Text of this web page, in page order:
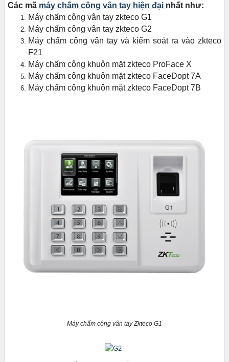
Các mã máy chấm công vân tay hiện đại nhất như:
Máy chấm công vân tay zkteco G1
Máy chấm công vân tay zkteco G2
Máy chấm công vân tay và kiểm soát ra vào zkteco
F21
Máy chấm công khuôn mặt zkteco ProFace X
Máy chấm công khuôn mặt zkteco FaceDopt 7A
Máy chấm công khuôn mặt zkteco FaceDopt 7B
Máy chấm công vân tay Zkteco G1